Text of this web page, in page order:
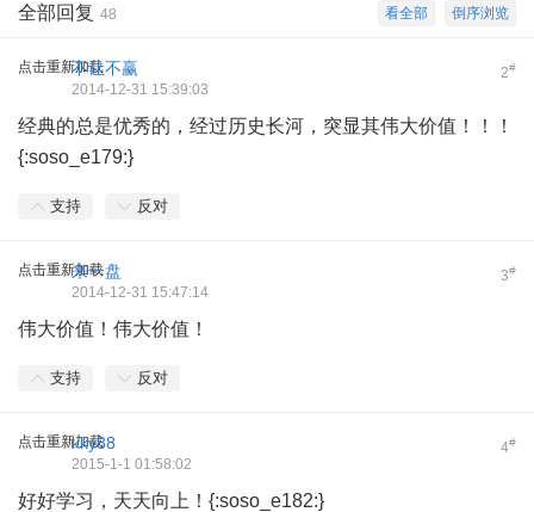
倒序浏览
看全部
全部回复 48
点击重新加载 2#
不让不赢
2014-12-31 15:39:03
经典的总是优秀的，经过历史长河，突显其伟大价值！！！
{:soso_e179:}
支持 反对
点击重新加载 3#
来一盘
2014-12-31 15:47:14
伟大价值！伟大价值！
支持 反对
点击重新加载 4#
kky88
2015-1-1 01:58:02
好好学习，天天向上！{:soso_e182:}